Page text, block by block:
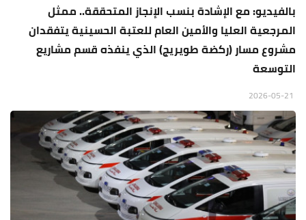
بالفيديو: مع الإشادة بنسب الإنجاز المتحققة.. ممثل
المرجعية العليا والأمين العام للعتبة الحسينية يتفقدان
مشروع مسار (ركضة طويريج) الذي ينفذه قسم مشاريع
التوسعة